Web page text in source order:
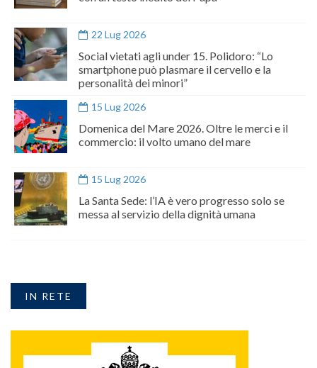
22 Lug 2026
Social vietati agli under 15. Polidoro: “Lo
smartphone può plasmare il cervello e la
personalità dei minori”
15 Lug 2026
Domenica del Mare 2026. Oltre le merci e il
commercio: il volto umano del mare
15 Lug 2026
La Santa Sede: l’IA è vero progresso solo se
messa al servizio della dignità umana
IN RETE